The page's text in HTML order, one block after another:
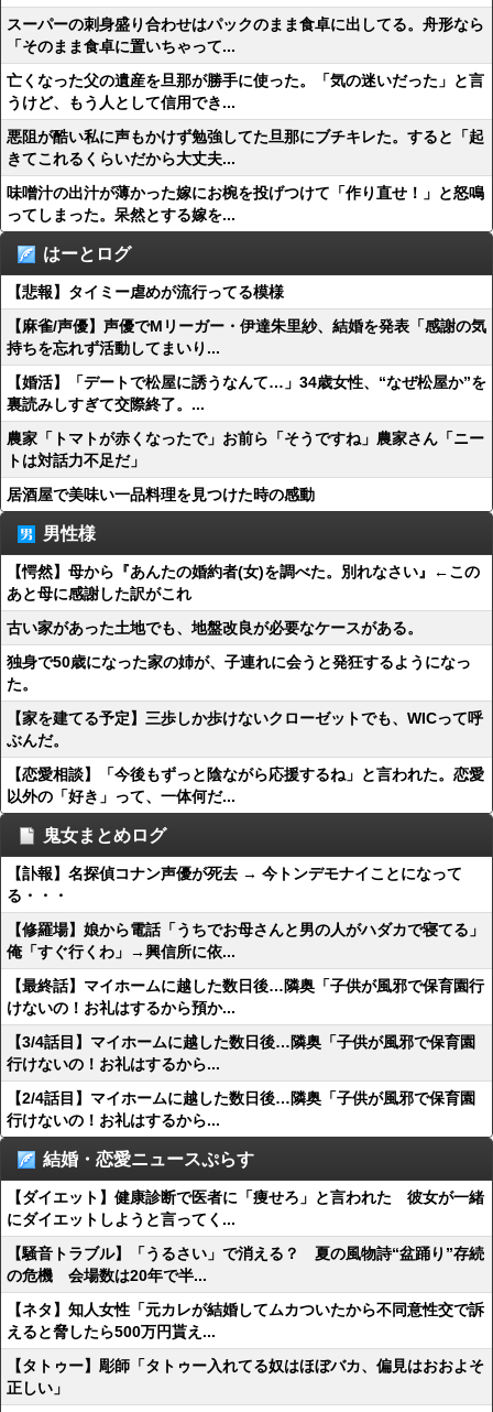
スーパーの刺身盛り合わせはパックのまま食卓に出してる。舟形なら
「そのまま食卓に置いちゃって...
亡くなった父の遺産を旦那が勝手に使った。「気の迷いだった」と言
うけど、もう人として信用でき...
悪阻が酷い私に声もかけず勉強してた旦那にブチキレた。すると「起
きてこれるくらいだから大丈夫...
味噌汁の出汁が薄かった嫁にお椀を投げつけて「作り直せ！」と怒鳴
ってしまった。呆然とする嫁を...
はーとログ
【悲報】タイミー虐めが流行ってる模様
【麻雀/声優】声優でMリーガー・伊達朱里紗、結婚を発表「感謝の気
持ちを忘れず活動してまいり...
【婚活】「デートで松屋に誘うなんて…」34歳女性、“なぜ松屋か”を
裏読みしすぎて交際終了。...
農家「トマトが赤くなったで」お前ら「そうですね」農家さん「ニー
トは対話力不足だ」
居酒屋で美味い一品料理を見つけた時の感動
男性様
【愕然】母から『あんたの婚約者(女)を調べた。別れなさい』←この
あと母に感謝した訳がこれ
古い家があった土地でも、地盤改良が必要なケースがある。
独身で50歳になった家の姉が、子連れに会うと発狂するようになっ
た。
【家を建てる予定】三歩しか歩けないクローゼットでも、WICって呼
ぶんだ。
【恋愛相談】「今後もずっと陰ながら応援するね」と言われた。恋愛
以外の「好き」って、一体何だ...
鬼女まとめログ
【訃報】名探偵コナン声優が死去 → 今トンデモナイことになって
る・・・
【修羅場】娘から電話「うちでお母さんと男の人がハダカで寝てる」
俺「すぐ行くわ」→興信所に依...
【最終話】マイホームに越した数日後…隣奥「子供が風邪で保育園行
けないの！お礼はするから預か...
【3/4話目】マイホームに越した数日後…隣奥「子供が風邪で保育園
行けないの！お礼はするから...
【2/4話目】マイホームに越した数日後…隣奥「子供が風邪で保育園
行けないの！お礼はするから...
結婚・恋愛ニュースぷらす
【ダイエット】健康診断で医者に「痩せろ」と言われた 彼女が一緒
にダイエットしようと言ってく...
【騒音トラブル】「うるさい」で消える？ 夏の風物詩“盆踊り”存続
の危機 会場数は20年で半...
【ネタ】知人女性「元カレが結婚してムカついたから不同意性交で訴
えると脅したら500万円貰え...
【タトゥー】彫師「タトゥー入れてる奴はほぼバカ、偏見はおおよそ
正しい」